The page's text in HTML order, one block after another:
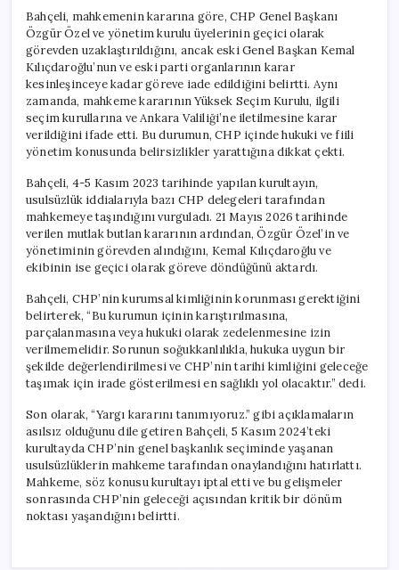
Bahçeli, mahkemenin kararına göre, CHP Genel Başkanı
Özgür Özel ve yönetim kurulu üyelerinin geçici olarak
görevden uzaklaştırıldığını, ancak eski Genel Başkan Kemal
Kılıçdaroğlu’nun ve eski parti organlarının karar
kesinleşinceye kadar göreve iade edildiğini belirtti. Aynı
zamanda, mahkeme kararının Yüksek Seçim Kurulu, ilgili
seçim kurullarına ve Ankara Valiliği’ne iletilmesine karar
verildiğini ifade etti. Bu durumun, CHP içinde hukuki ve fiili
yönetim konusunda belirsizlikler yarattığına dikkat çekti.
Bahçeli, 4-5 Kasım 2023 tarihinde yapılan kurultayın,
usulsüzlük iddialarıyla bazı CHP delegeleri tarafından
mahkemeye taşındığını vurguladı. 21 Mayıs 2026 tarihinde
verilen mutlak butlan kararının ardından, Özgür Özel’in ve
yönetiminin görevden alındığını, Kemal Kılıçdaroğlu ve
ekibinin ise geçici olarak göreve döndüğünü aktardı.
Bahçeli, CHP’nin kurumsal kimliğinin korunması gerektiğini
belirterek, “Bu kurumun içinin karıştırılmasına,
parçalanmasına veya hukuki olarak zedelenmesine izin
verilmemelidir. Sorunun soğukkanlılıkla, hukuka uygun bir
şekilde değerlendirilmesi ve CHP’nin tarihi kimliğini geleceğe
taşımak için irade gösterilmesi en sağlıklı yol olacaktır.” dedi.
Son olarak, “Yargı kararını tanımıyoruz.” gibi açıklamaların
asılsız olduğunu dile getiren Bahçeli, 5 Kasım 2024’teki
kurultayda CHP’nin genel başkanlık seçiminde yaşanan
usulsüzlüklerin mahkeme tarafından onaylandığını hatırlattı.
Mahkeme, söz konusu kurultayı iptal etti ve bu gelişmeler
sonrasında CHP’nin geleceği açısından kritik bir dönüm
noktası yaşandığını belirtti.